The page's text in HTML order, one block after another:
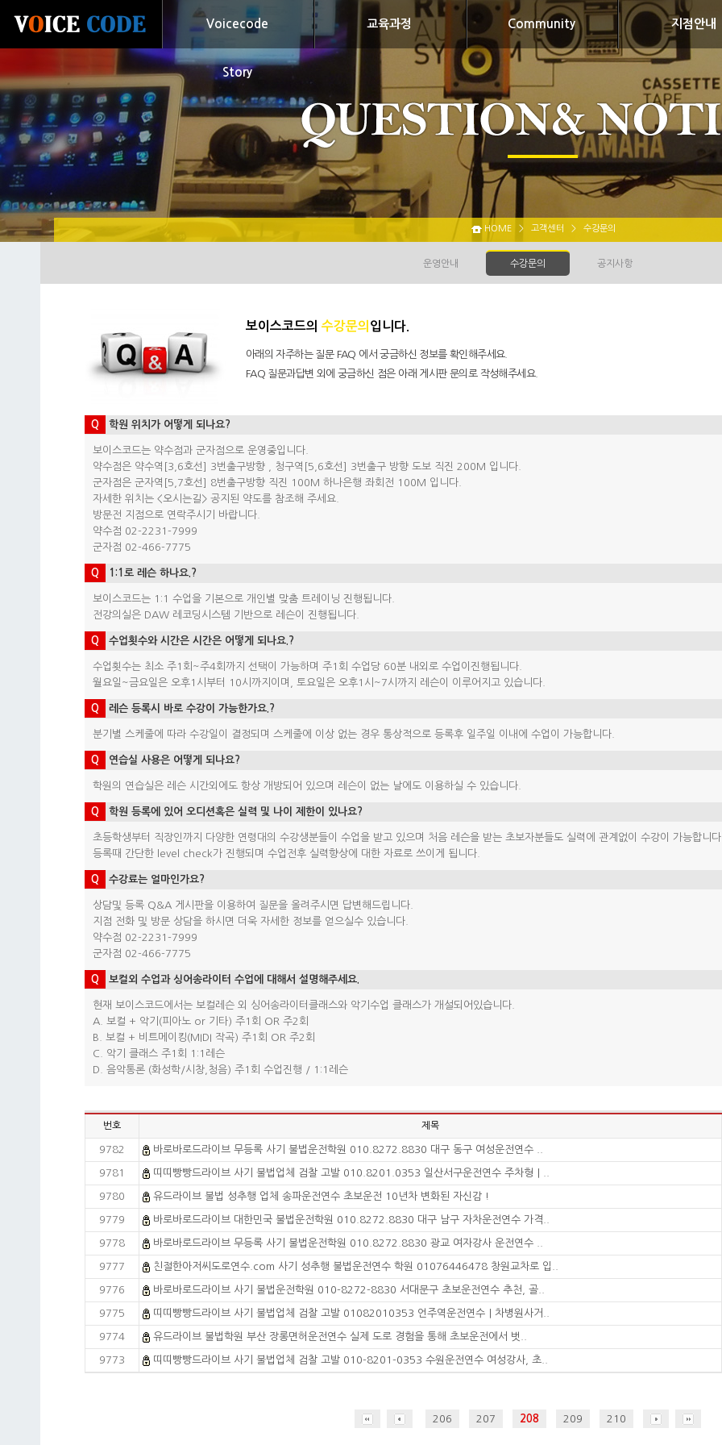
Voicecode
Story
교육과정 Community 지점안내
HOME > 고객센터 > 수강문의
운영안내 수강문의 공지사항
보이스코드의 수강문의 입니다.
아래의 자주하는 질문 FAQ 에서 궁금하신 정보를 확인해주세요.
FAQ 질문과답변 외에 궁금하신 점은 아래 게시판 문의로 작성해주세요.
Q 학원 위치가 어떻게 되나요?
보이스코드는 약수점과 군자점으로 운영중입니다.
약수점은 약수역[3,6호선] 3번출구방향 , 청구역[5,6호선] 3번출구 방향 도보 직진 200M 입니다.
군자점은 군자역[5,7호선] 8번출구방향 직진 100M 하나은행 좌회전 100M 입니다.
자세한 위치는 <오시는길> 공지된 약도를 참조해 주세요.
방문전 지점으로 연락주시기 바랍니다.
약수점 02-2231-7999
군자점 02-466-7775
Q 1:1로 레슨 하나요.?
보이스코드는 1:1 수업을 기본으로 개인별 맞춤 트레이닝 진행됩니다.
전강의실은 DAW 레코딩시스템 기반으로 레슨이 진행됩니다.
Q 수업횟수와 시간은 시간은 어떻게 되나요.?
수업횟수는 최소 주1회~주4회까지 선택이 가능하며 주1회 수업당 60분 내외로 수업이진행됩니다.
월요일~금요일은 오후1시부터 10시까지이며, 토요일은 오후1시~7시까지 레슨이 이루어지고 있습니다.
Q 레슨 등록시 바로 수강이 가능한가요.?
분기별 스케줄에 따라 수강일이 결정되며 스케줄에 이상 없는 경우 통상적으로 등록후 일주일 이내에 수업이 가능합니다.
Q 연습실 사용은 어떻게 되나요?
학원의 연습실은 레슨 시간외에도 항상 개방되어 있으며 레슨이 없는 날에도 이용하실 수 있습니다.
Q 학원 등록에 있어 오디션혹은 실력 및 나이 제한이 있나요?
초등학생부터 직장인까지 다양한 연령대의 수강생분들이 수업을 받고 있으며 처음 레슨을 받는 초보자분들도 실력에 관계없이 수강이 가능합니
등록때 간단한 level check가 진행되며 수업전후 실력향상에 대한 자료로 쓰이게 됩니다.
Q 수강료는 얼마인가요?
상담및 등록 Q&A 게시판을 이용하여 질문을 올려주시면 답변해드립니다.
지점 전화 및 방문 상담을 하시면 더욱 자세한 정보를 얻으실수 있습니다.
약수점 02-2231-7999
군자점 02-466-7775
Q 보컬외 수업과 싱어송라이터 수업에 대해서 설명해주세요.
현재 보이스코드에서는 보컬레슨 외 싱어송라이터클래스와 악기수업 클래스가 개설되어있습니다.
A. 보컬 + 악기(피아노 or 기타) 주1회 OR 주2회
B. 보컬 + 비트메이킹(MIDI 작곡) 주1회 OR 주2회
C. 악기 클래스 주1회 1:1레슨
D. 음악통론 (화성학/시창,청음) 주1회 수업진행 / 1:1레슨
번호 제목
9782 바로바로드라이브 무등록 사기 불법운전학원 010.8272.8830 대구 동구 여성운전연수 ..
9781 띠띠빵빵드라이브 사기 불법업체 검찰 고발 010.8201.0353 일산서구운전연수 주차형｜..
9780 유드라이브 불법 성추행 업체 송파운전연수 초보운전 10년차 변화된 자신감 !
9779 바로바로드라이브 대한민국 불법운전학원 010.8272.8830 대구 남구 자차운전연수 가격..
9778 바로바로드라이브 무등록 사기 불법운전학원 010.8272.8830 광교 여자강사 운전연수 ..
9777 친절한아저씨도로연수.com 사기 성추행 불법운전연수 학원 01076446478 창원교차로 입..
9776 바로바로드라이브 사기 불법운전학원 010-8272-8830 서대문구 초보운전연수 추천, 골..
9775 띠띠빵빵드라이브 사기 불법업체 검찰 고발 01082010353 언주역운전연수｜차병원사거..
9774 유드라이브 불법학원 부산 장롱면허운전연수 실제 도로 경험을 통해 초보운전에서 벗..
9773 띠띠빵빵드라이브 사기 불법업체 검찰 고발 010-8201-0353 수원운전연수 여성강사, 초..
206 207 208 209 210